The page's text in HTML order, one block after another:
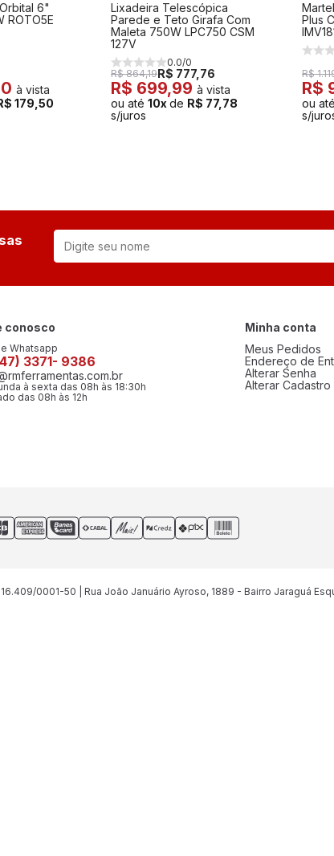
6"
ROTO5E
à vista
179,50
Lixadeira Telescópica
Parede e Teto Girafa Com
Maleta 750W LPC750 CSM
127V
0.0/0
R$ 864,19R$ 777,76
R$ 699,99 à vista
ou até 10x de R$ 77,78
s/juros
Plus
R$
R$
ou até
s/
conosco
e Whatsapp
3371- 9386
à sexta das 08h às 18:30h
das 08h às 12h
Minha conta
Meus Pedidos
Endereço de
Alterar Senha
Alterar Cadastro
0001-50 | Rua João Januário Ayroso, 1889 - Bairro Jaraguá